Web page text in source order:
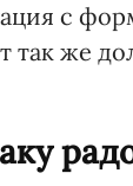
с
так же